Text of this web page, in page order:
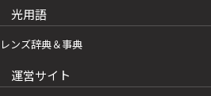
光用語
レンズ辞典＆事典
運営サイト